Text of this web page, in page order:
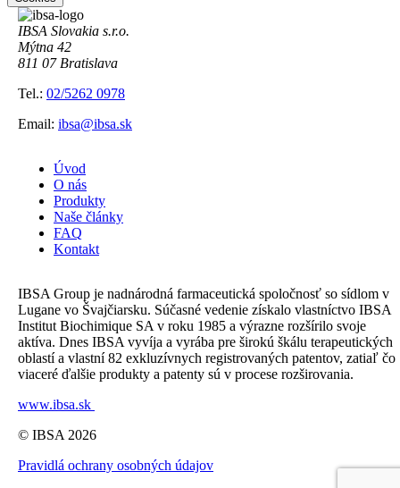
IBSA Slovakia s.r.o.
Mýtna 42
811 07 Bratislava
Tel.: 02/5262 0978
Email: ibsa@ibsa.sk
Úvod
O nás
Produkty
Naše články
FAQ
Kontakt
IBSA Group je nadnárodná farmaceutická spoločnosť so sídlom v
Lugane vo Švajčiarsku. Súčasné vedenie získalo vlastníctvo IBSA
Institut Biochimique SA v roku 1985 a výrazne rozšírilo svoje
aktíva. Dnes IBSA vyvíja a vyrába pre širokú škálu terapeutických
oblastí a vlastní 82 exkluzívnych registrovaných patentov, zatiaľ čo
viaceré ďalšie produkty a patenty sú v procese rozširovania.
www.ibsa.sk
© IBSA 2026
Pravidlá ochrany osobných údajov